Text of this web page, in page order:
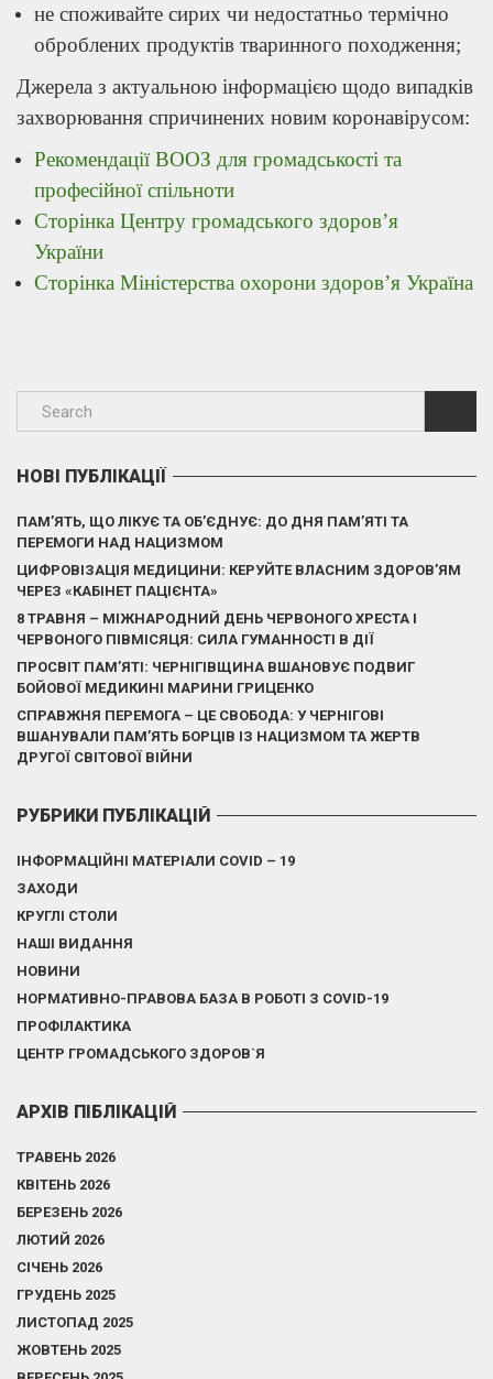
не споживайте сирих чи недостатньо термічно
оброблених продуктів тваринного походження;
Джерела з актуальною інформацією щодо випадків
захворювання спричинених новим коронавірусом:
Рекомендації ВООЗ для громадськості та
професійної спільноти
Сторінка Центру громадського здоров’я
України
Сторінка Міністерства охорони здоров’я Україна
НОВІ ПУБЛІКАЦІЇ
ПАМ’ЯТЬ, ЩО ЛІКУЄ ТА ОБ’ЄДНУЄ: ДО ДНЯ ПАМ’ЯТІ ТА
ПЕРЕМОГИ НАД НАЦИЗМОМ
ЦИФРОВІЗАЦІЯ МЕДИЦИНИ: КЕРУЙТЕ ВЛАСНИМ ЗДОРОВ’ЯМ
ЧЕРЕЗ «КАБІНЕТ ПАЦІЄНТА»
8 ТРАВНЯ – МІЖНАРОДНИЙ ДЕНЬ ЧЕРВОНОГО ХРЕСТА І
ЧЕРВОНОГО ПІВМІСЯЦЯ: СИЛА ГУМАННОСТІ В ДІЇ
ПРОСВІТ ПАМ’ЯТІ: ЧЕРНІГІВЩИНА ВШАНОВУЄ ПОДВИГ
БОЙОВОЇ МЕДИКИНІ МАРИНИ ГРИЦЕНКО
СПРАВЖНЯ ПЕРЕМОГА – ЦЕ СВОБОДА: У ЧЕРНІГОВІ
ВШАНУВАЛИ ПАМ’ЯТЬ БОРЦІВ ІЗ НАЦИЗМОМ ТА ЖЕРТВ
ДРУГОЇ СВІТОВОЇ ВІЙНИ
РУБРИКИ ПУБЛІКАЦІЙ
ІНФОРМАЦІЙНІ МАТЕРІАЛИ COVID – 19
ЗАХОДИ
КРУГЛІ СТОЛИ
НАШІ ВИДАННЯ
НОВИНИ
НОРМАТИВНО-ПРАВОВА БАЗА В РОБОТІ З COVID-19
ПРОФІЛАКТИКА
ЦЕНТР ГРОМАДСЬКОГО ЗДОРОВ`Я
АРХІВ ПІБЛІКАЦІЙ
ТРАВЕНЬ 2026
КВІТЕНЬ 2026
БЕРЕЗЕНЬ 2026
ЛЮТИЙ 2026
СІЧЕНЬ 2026
ГРУДЕНЬ 2025
ЛИСТОПАД 2025
ЖОВТЕНЬ 2025